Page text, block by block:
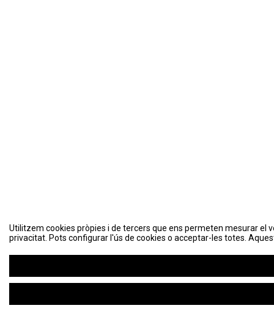
Utilitzem cookies pròpies i de tercers que ens permeten mesurar el
privacitat. Pots configurar l'ús de cookies o acceptar-les totes.
Utilitzem cookies pròpies i de tercers que ens permeten mesurar el
privacitat. Pots configurar l'ús de cookies o acceptar-les totes.